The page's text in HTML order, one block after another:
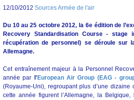
12/10/2012 Sources Armée de l'air
Du 10 au 25 octobre 2012, la 6e édition de
Recovery Standardisation Course -
récupération de personnel) se déroule sur
Allemagne.
Cet entraînement majeur à la Personnel
année par
l'European Air Group (EAG -
(Royaume-Uni), regroupant plus d’une
cette année figurent l’Allemagne, la